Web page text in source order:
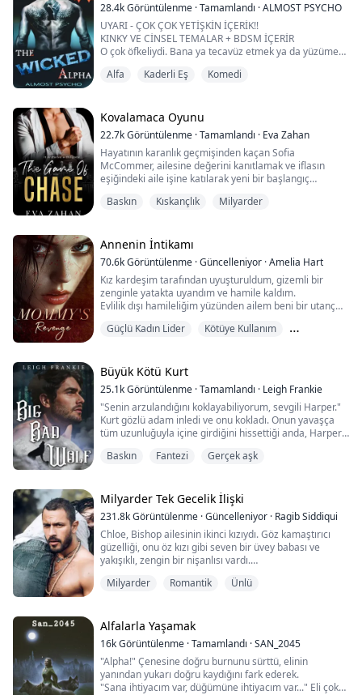
sararsam, yatak arkadaşımı tamamen çıplak
bırakacağımı fark edince durdum.
Kendimi bu durum...
28.4kGörüntülenme ·Tamamlandı ·ALMOST PSYCHO
UYARI - ÇOK ÇOK YETİŞKİN İÇERİK!!
KINKY VE CİNSEL TEMALAR + BDSM İÇERİR
O çok öfkeliydi. Bana ya tecavüz etmek ya da yüzüme
Sözümü kesti.
"Çok çok yaramaz bir kedicik oldun. Benim neler
yaşadığımı bilmiyorsun."
Boynumdaki tutuşu sıkılaştı, nefes borumu sıkıyordu.
"Soyun."
"Üçe kadar sayıyorum, ...
Alfa Kaderli Eş Komedi
Kovalamaca Oyunu
22.7kGörüntülenme ·Tamamlandı · Eva Zahan
Hayatının karanlık geçmişinden kaçan Sofia
McCommer, ailesine değerini kanıtlamak ve iflasın
eşiğindeki aile işine katılarak yeni bir başlangıç
haline gelmiştir. Ölü kalbinde sadece karanlıkla dolu
olan bu adam, nezaketin ne olduğunu bilmez ve "aşk"
kelimesinden nefret...
Baskın Kıskançlık Milyarder
Annenin İntikamı
70.6kGörüntülenme ·Güncelleniyor ·Amelia Hart
Kız kardeşim tarafından uyuşturuldum, gizemli bir
zenginle yatakta uyandım ve hamile kaldım.
Evlilik dışı hamileliğim yüzünden ailem beni bir utanç
ettiler...
Ancak kız kardeşim iki çocuğumu aldı ve onların
annesiymiş gibi davranarak saygın Bayan Winston oldu.
Kalan iki çocuğum...
Güçlü Kadın Lider
Kötüye Kullanım
Büyük Kötü Kurt
25.1kGörüntülenme ·Tamamlandı · Leigh Frankie
"Senin arzulandığını koklayabiliyorum, sevgili Harper."
Kurt gözlü adam inledi ve onu kokladı. Onun yavaşça
tüm uzunluğuyla içine girdiğini hissettiği anda, Harper
Sonra, aniden Harper gözlerini açtı. Kendi nefesiyle
boğuluyordu ve tüm vücudu ter içindeydi.
Carmichaels'ta çalışmaya başladığından beri, bu son
derece garip rü...
Baskın Fantezi Gerçek aşk
Milyarder Tek Gecelik İlişki
231.8kGörüntülenme ·Güncelleniyor · Ragib Siddiqui
Chloe, Bishop ailesinin ikinci kızıydı. Göz kamaştırıcı
güzelliği, onu öz kızı gibi seven bir üvey babası ve
yakışıklı, zengin bir nişanlısı vardı.
Ama bu dünyada hiçbir şey mükemmel değildi. Üvey
Nişan partisinden bir gece önce, üvey annesi onu
uyuşturdu ve serserilere göndermeyi planladı. Neyse ki
Chloe yanlış odaya girdi v...
Milyarder Romantik Ünlü
Alfalarla Yaşamak
16kGörüntülenme ·Tamamlandı ·SAN_2045
"Alpha!" Çenesine doğru burnunu sürttü, elinin
yanından yukarı doğru kaydığını fark ederek.
"Sana ihtiyacım var, düğümüne ihtiyacım var..." Eli çok